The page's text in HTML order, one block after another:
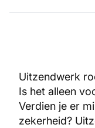
Uitzendwerk
Is het alleen
Verdien je er
zekerheid?